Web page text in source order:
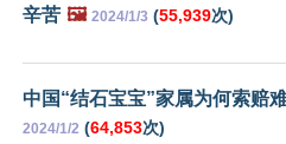
辛苦 🖼️ 2024/1/3 (55,939次)
中国“结石宝宝”家属为何索赔
2024/1/2 (64,853次)